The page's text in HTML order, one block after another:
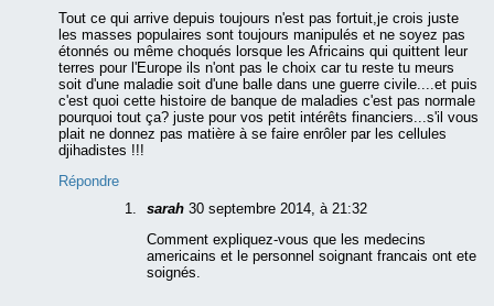
Tout ce qui arrive depuis toujours n'est pas fortuit,je crois juste
les masses populaires sont toujours manipulés et ne soyez pas
étonnés ou même choqués lorsque les Africains qui quittent leur
terres pour l'Europe ils n'ont pas le choix car tu reste tu meurs
soit d'une maladie soit d'une balle dans une guerre civile....et puis
c'est quoi cette histoire de banque de maladies c'est pas normale
pourquoi tout ça? juste pour vos petit intérêts financiers...s'il vous
plait ne donnez pas matière à se faire enrôler par les cellules
djihadistes !!!
Répondre
sarah 30 septembre 2014, à 21:32
Comment expliquez-vous que les medecins
americains et le personnel soignant francais ont ete
soignés.